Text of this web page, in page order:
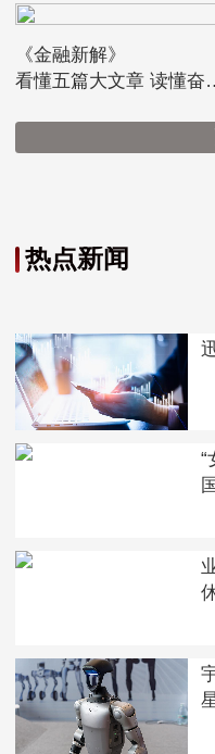
《金融新解》
看懂五篇大文章 读懂奋
热点新闻
“